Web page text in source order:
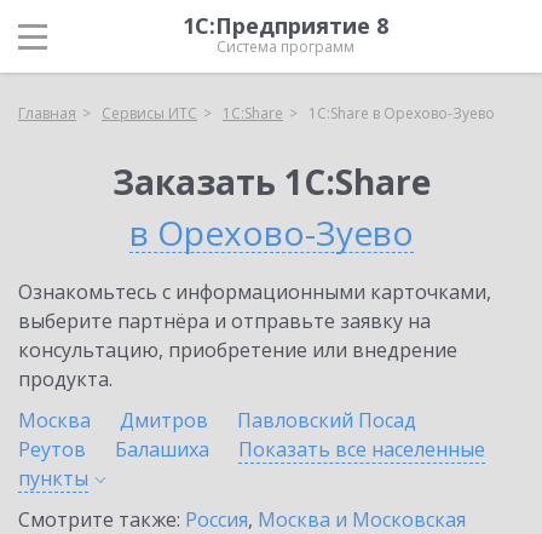
1С:Предприятие 8
Система программ
Главная Сервисы ИТС 1С:Share 1С:Share в Орехово-Зуево
Заказать 1С:Share
в Орехово-Зуево
Ознакомьтесь с информационными карточками,
выберите партнёра и отправьте заявку на
консультацию, приобретение или внедрение
продукта.
Москва
Дмитров
Павловский Посад
Реутов
Балашиха
Показать все населенные
пункты
Смотрите также: Россия, Москва и Московская